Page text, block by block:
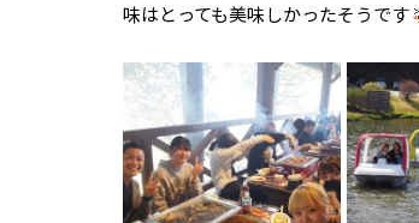
味はとっても美味しかったそうです